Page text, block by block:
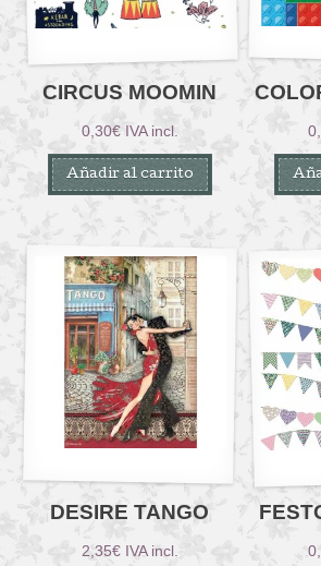
CIRCUS MOOMIN
0,30€ IVA incl.
Añadir al carrito
DESIRE TANGO
2,35€ IVA incl.